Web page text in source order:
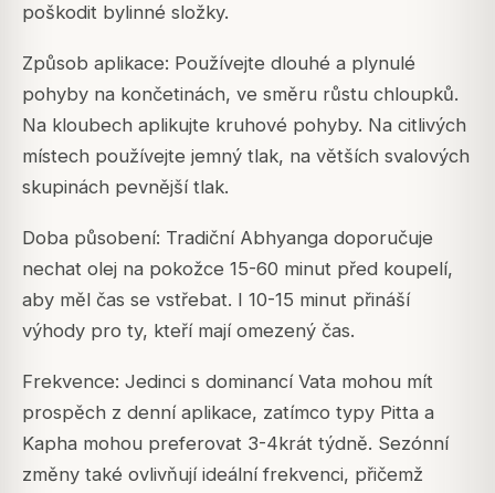
poškodit bylinné složky.
Způsob aplikace: Používejte dlouhé a plynulé
pohyby na končetinách, ve směru růstu chloupků.
Na kloubech aplikujte kruhové pohyby. Na citlivých
místech používejte jemný tlak, na větších svalových
skupinách pevnější tlak.
Doba působení: Tradiční Abhyanga doporučuje
nechat olej na pokožce 15-60 minut před koupelí,
aby měl čas se vstřebat. I 10-15 minut přináší
výhody pro ty, kteří mají omezený čas.
Frekvence: Jedinci s dominancí Vata mohou mít
prospěch z denní aplikace, zatímco typy Pitta a
Kapha mohou preferovat 3-4krát týdně. Sezónní
změny také ovlivňují ideální frekvenci, přičemž